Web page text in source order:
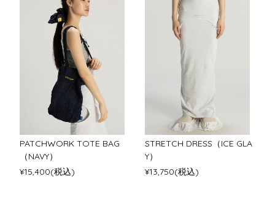
PATCHWORK TOTE BAG
（NAVY）
¥15,400(税込)
STRETCH DRESS（ICE GLA
Y）
¥13,750(税込)